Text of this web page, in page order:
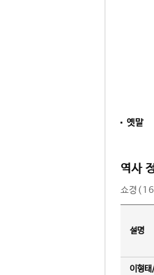
옛말
역사
쇼(16
설명
이형태